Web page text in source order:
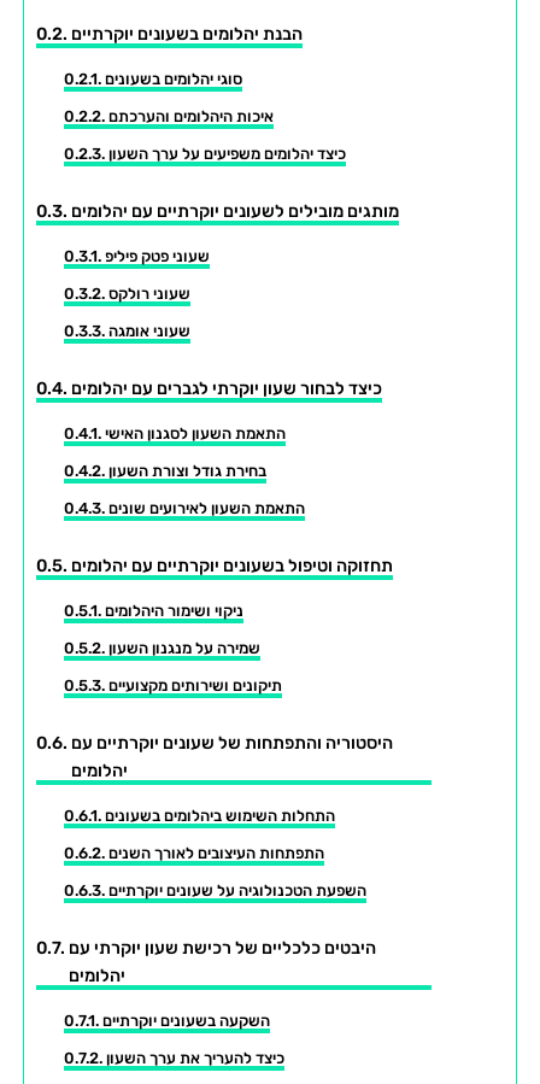
הבנת יהלומים בשעונים יוקרתיים
סוגי יהלומים בשעונים
איכות היהלומים והערכתם
כיצד יהלומים משפיעים על ערך השעון
מותגים מובילים לשעונים יוקרתיים עם יהלומים
שעוני פטק פיליפ
שעוני רולקס
שעוני אומגה
כיצד לבחור שעון יוקרתי לגברים עם יהלומים
התאמת השעון לסגנון האישי
בחירת גודל וצורת השעון
התאמת השעון לאירועים שונים
תחזוקה וטיפול בשעונים יוקרתיים עם יהלומים
ניקוי ושימור היהלומים
שמירה על מנגנון השעון
תיקונים ושירותים מקצועיים
היסטוריה והתפתחות של שעונים יוקרתיים עם
יהלומים
התחלות השימוש ביהלומים בשעונים
התפתחות העיצובים לאורך השנים
השפעת הטכנולוגיה על שעונים יוקרתיים
היבטים כלכליים של רכישת שעון יוקרתי עם
יהלומים
השקעה בשעונים יוקרתיים
כיצד להעריך את ערך השעון